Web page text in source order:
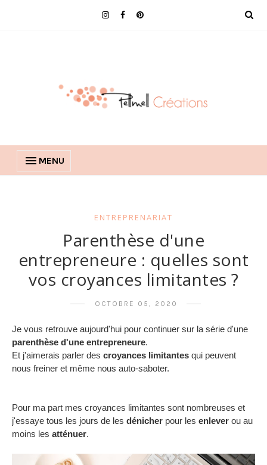
MENU
ENTREPRENARIAT
Parenthèse d'une
entrepreneure : quelles sont
vos croyances limitantes ?
OCTOBRE 05, 2020
Je vous retrouve aujourd'hui pour continuer sur la série d'une
parenthèse d'une entrepreneure.
Et j'aimerais parler des croyances limitantes qui peuvent
nous freiner et même nous auto-saboter.
Pour ma part mes croyances limitantes sont nombreuses et
j'essaye tous les jours de les dénicher pour les enlever ou au
moins les atténuer.